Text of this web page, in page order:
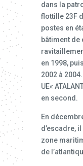
dans la
flottille 23F
postes en
bâtiment de
en 1998,
2002 à
UE«
en second.
En
d’escadre,
zone
de